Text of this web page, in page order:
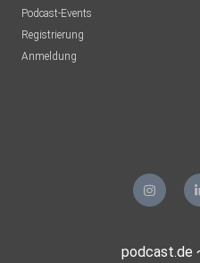
Podcast-Events
Registrierung
Anmeldung
podcast.de